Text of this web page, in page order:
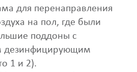
для перенаправления
на пол, где были
поддоны с
дезинфицирующим
1 и 2).